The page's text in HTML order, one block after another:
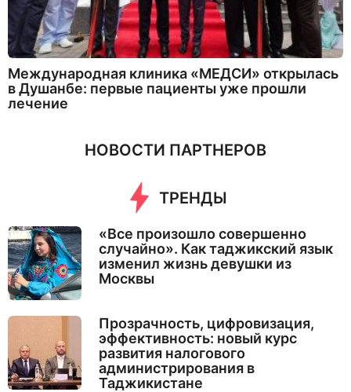
Международная клиника «МЕДСИ» открылась
в Душанбе: первые пациенты уже прошли
лечение
НОВОСТИ ПАРТНЕРОВ
ТРЕНДЫ
«Все произошло совершенно
случайно». Как таджикский язык
изменил жизнь девушки из
Москвы
Прозрачность, цифровизация,
эффективность: новый курс
развития налогового
администрирования в
Таджикистане